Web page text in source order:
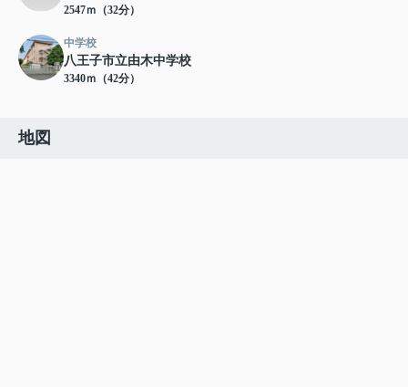
2547ｍ（32分）
中学校
八王子市立由木中学校
3340ｍ（42分）
地図